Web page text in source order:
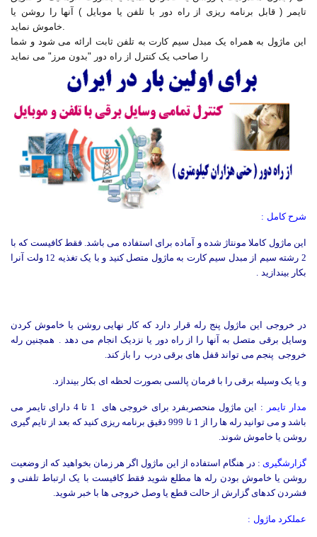
تایمر ( قابل برنامه ریزی از راه دور با تلفن یا موبایل ) آنها را روشن یا
خاموش نماید.
این ماژول به همراه یک مبدل سیم کارت به تلفن ثابت ارائه می شود و شما
را صاحب یک کنترل از راه دور "بدون مرز" می نماید
شرح کامل :
این ماژول کاملا مونتاژ شده و آماده برای استفاده می باشد. فقط کافیست که با
2 رشته سیم از مبدل سیم کارت به ماژول متصل کنید و با یک تغذیه 12 ولت آنرا
بکار بیندازید .
در خروجی این ماژول پنج رله قرار دارد که کار نهایی روشن یا خاموش کردن
وسایل برقی متصل به آنها را از راه دور یا نزدیک انجام می دهد . همچنین رله
خروجی پنجم می تواند قفل های برقی درب را باز کند.
و یا یک وسیله برقی را با فرمان پالسی بصورت لحظه ای بکار بیندازد.
مدار تایمر
: این ماژول منحصربفرد برای خروجی های 1 تا 4 دارای تایمر می
باشد و می توانید رله ها را از 1 تا 999 دقیق برنامه ریزی کنید که بعد از تایم گیری
روشن یا خاموش شوند.
گزارشگیری : در هنگام استفاده از این ماژول اگر هر زمان بخواهید که از وضعیت
روشن یا خاموش بودن رله ها مطلع شوید فقط کافیست با یک ارتباط تلفنی و
فشردن کدهای گزارش از حالت قطع یا وصل خروجی ها با خبر شوید.
عملکرد ماژول :